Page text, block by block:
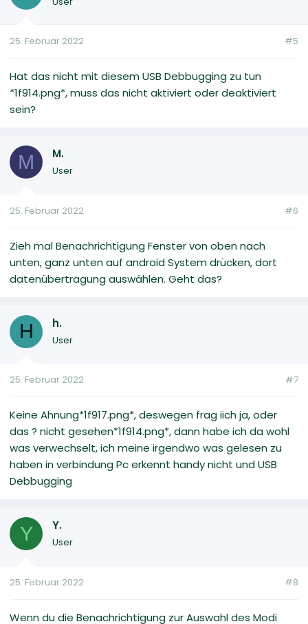
25. Februar 2022 #5
Hat das nicht mit diesem USB Debbugging zu tun
*1f914.png*, muss das nicht aktiviert oder deaktiviert
sein?
M M.
User
25. Februar 2022 #6
Zieh mal Benachrichtigung Fenster von oben nach
unten, ganz unten auf android System drücken, dort
datenübertragung auswählen. Geht das?
H h.
User
25. Februar 2022 #7
Keine Ahnung*1f917.png*, deswegen frag iich ja, oder
das ? nicht gesehen*1f914.png*, dann habe ich da wohl
was verwechselt, ich meine irgendwo was gelesen zu
haben in verbindung Pc erkennt handy nicht und USB
Debbugging
Y Y.
User
25. Februar 2022 #8
Wenn du die Benachrichtigung zur Auswahl des Modi